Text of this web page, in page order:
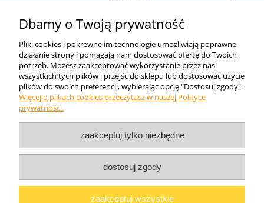
Informacje o sklepie
Ze względu na szeroką gamę produktów oferowanych przez firmę
DIAMOS sp. j. sklep internetowy oferuje tylko ich część. Jeśli nie
znaleźli Państwo tutaj tego czego szukali zachęcamy do kontaktu
telefonicznego lub mailowego. Postaramy się dobrać odpowiedni
Liliana Lewandowska i Wspólnicy Sp.J.
47-420 Kuźnia Raciborska NIP: 639-200-38-05
Telefon: 32 454 40 50
pokaż pełną wersję strony
Dbamy o Twoją prywatność
Pliki cookies i pokrewne im technologie umożliwiają poprawne
działanie strony i pomagają nam dostosować ofertę do Twoich
potrzeb. Możesz zaakceptować wykorzystanie przez nas
wszystkich tych plików i przejść do sklepu lub dostosować użycie
plików do swoich preferencji, wybierając opcję "Dostosuj zgody".
Więcej o plikach cookies przeczytasz w naszej Polityce
prywatności.
zaakceptuj tylko niezbędne
dostosuj zgody
zaakceptuj wszystkie